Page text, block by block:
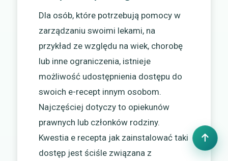
Dla osób, które potrzebują pomocy w
zarządzaniu swoimi lekami, na
przykład ze względu na wiek, chorobę
lub inne ograniczenia, istnieje
możliwość udostępnienia dostępu do
swoich e-recept innym osobom.
Najczęściej dotyczy to opiekunów
prawnych lub członków rodziny.
Kwestia e recepta jak zainstalować taki
dostęp jest ściśle związana z